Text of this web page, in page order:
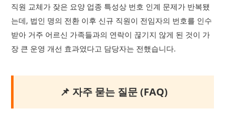
직원 교체가 잦은 요양 업종 특성상 번호 인계 문제가 반복됐
는데, 법인 명의 전환 이후 신규 직원이 전임자의 번호를 인수
받아 거주 어르신 가족들과의 연락이 끊기지 않게 된 것이 가
장 큰 운영 개선 효과였다고 담당자는 전했습니다.
📌 자주 묻는 질문 (FAQ)